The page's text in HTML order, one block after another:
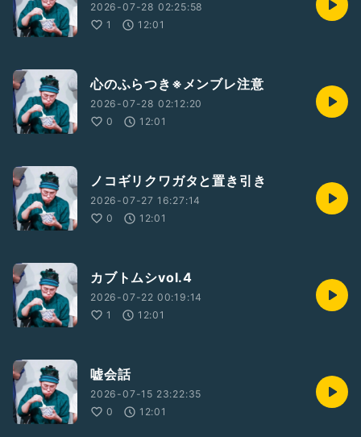
2026-07-28 02:25:58
1
12:01
心のふらつき※メンブレ注意
2026-07-28 02:12:20
0
12:01
ノコギリクワガタと置き引き
2026-07-27 16:27:14
0
12:01
カブトムシvol.4
2026-07-22 00:19:14
1
12:01
嘘会話
2026-07-15 23:22:35
0
12:01